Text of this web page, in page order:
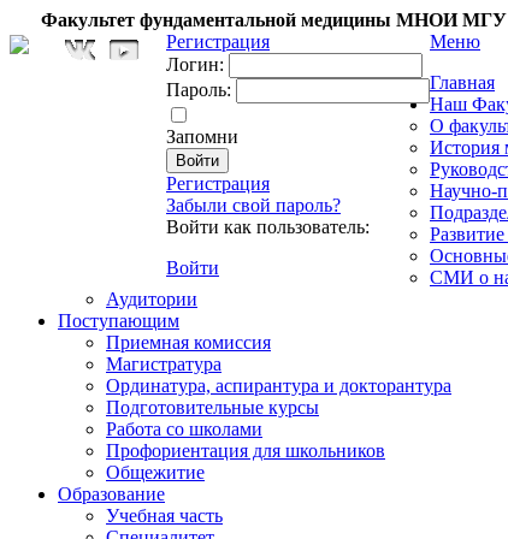
Факультет фундаментальной медицины МНОИ
Регистрация
Логин:
Пароль:
Запомни
Регистрация
Забыли свой пароль?
Войти как пользователь:
Войти
Меню
Главная
Наш
О
История
Научно-
Развитие
СМИ о
Аудитории
Поступающим
Приемная комиссия
Магистратура
Ординатура, аспирантура и докторантура
Подготовительные курсы
Работа со школами
Профориентация для школьников
Общежитие
Образование
Учебная часть